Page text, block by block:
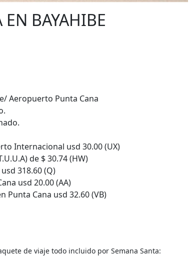
EN BAYAHIBE
Aeropuerto Punta Cana
Internacional usd 30.00 (UX)
de $ 30.74 (HW)
318.60 (Q)
usd 20.00 (AA)
Cana usd 32.60 (VB)
de viaje todo incluido por Semana Santa: